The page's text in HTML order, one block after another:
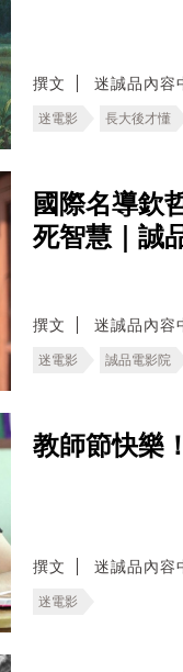
撰文 迷誠品內容
迷電影 長大後才懂
國際名導欽
死智慧｜誠
撰文 迷誠品內容
迷電影 誠品電影院
教師節快樂
撰文 迷誠品內容
迷電影